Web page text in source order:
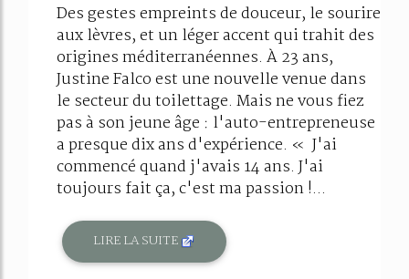
Des gestes empreints de douceur, le sourire
aux lèvres, et un léger accent qui trahit des
origines méditerranéennes. À 23 ans,
Justine Falco est une nouvelle venue dans
le secteur du toilettage. Mais ne vous fiez
pas à son jeune âge : l'auto-entrepreneuse
a presque dix ans d'expérience. « J'ai
commencé quand j'avais 14 ans. J'ai
toujours fait ça, c'est ma passion !...
LIRE LA SUITE